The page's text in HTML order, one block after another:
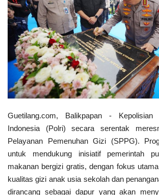
Cybers Event
UMKM & Ekonomi Kreatif
Pekerja Migran Indonesia
Ekonomi
Informasi Journalism
Olahraga
Kesehatan
Guetilang.com, Balikpapan - Kepolisian
Indonesia (Polri) secara serentak
Pelayanan Pemenuhan Gizi (SPPG).
untuk mendukung inisiatif pemerintah
makanan bergizi gratis, dengan fokus
kualitas gizi anak usia sekolah dan
dirancang sebagai dapur yang akan